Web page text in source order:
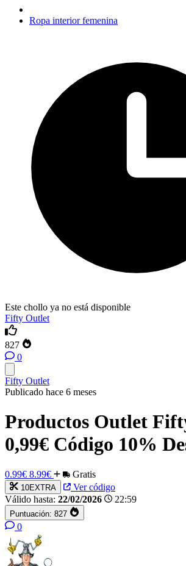
Ropa interior femenina
Este chollo ya no está disponible
Fifty Outlet
827
0
Fifty Outlet
Publicado hace 6 meses
Productos Outlet
0,99€ Código 10%
0.99€ 8.99€ Gratis
10EXTRA
Ver código
Válido hasta: 22/02/2026 22:59
Puntuación: 827
0